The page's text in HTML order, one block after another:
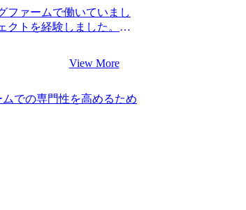
ことができました。大久
容を教えていただいたこ
が、銀行やメーカーなど
問わずに案件が豊富なフ
とができました。かなり
良かったです。 第一志望
。ちゃんと対策してくだ
とをしたと感じていま
ました。 希望通り、幅広
ったです。まずは小売業
界にチャレンジしていき
ファームで働いていまし
クトを経験しました。転
少しコンサルティングフ
ートアップに挑戦したい
キャリアで分かりやすい
。 スピード感とコンサ
もっともスピード感があ
じた点です。コンサルテ
らなのか、普段一緒に
ド感でコミュニケーシ
ムに関する情報提供が頼
View More
での専門性を高めるため